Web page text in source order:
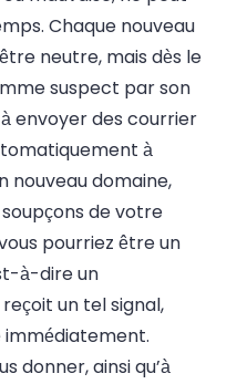
Chaque nouveau
neutre, mais dès le
suspect par son
envoyer des courrier
à
nouveau domaine,
de votre
pourriez être un
à-dire un
un tel signal,
immédiatement.
donner, ainsi qu’à